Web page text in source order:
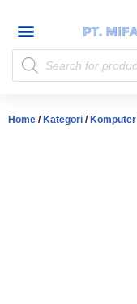
content
Home / Kategori / Komputer